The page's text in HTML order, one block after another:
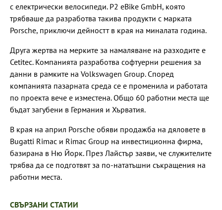
с електрически велосипеди. P2 eBike GmbH, която
трябваше да разработва такива продукти с марката
Porsche, приключи дейностт в края на миналата година.
Друга жертва на мерките за намаляване на разходите е
Cetitec. Компанията разработва софтуерни решения за
данни в рамките на Volkswagen Group. Според
компанията пазарната среда се е променила и работата
по проекта вече е изместена. Общо 60 работни места ще
бъдат загубени в Германия и Хърватия.
В края на април Porsche обяви продажба на дяловете в
Bugatti Rimac и Rimac Group на инвестиционна фирма,
базирана в Ню Йорк. През Лайстър заяви, че служителите
трябва да се подготвят за по-нататъшни съкращения на
работни места.
СВЪРЗАНИ СТАТИИ